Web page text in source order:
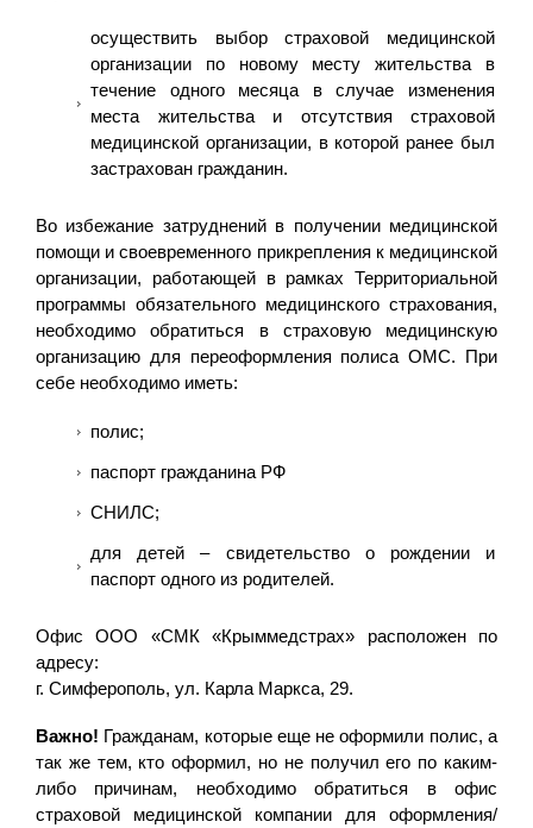
осуществить выбор страховой медицинской
организации по новому месту жительства в
течение одного месяца в случае изменения
места жительства и отсутствия страховой
медицинской организации, в которой ранее был
застрахован гражданин.
Во избежание затруднений в получении медицинской
помощи и своевременного прикрепления к медицинской
организации, работающей в рамках Территориальной
программы обязательного медицинского страхования,
необходимо обратиться в страховую медицинскую
организацию для переоформления полиса ОМС. При
себе необходимо иметь:
полис;
паспорт гражданина РФ
СНИЛС;
для детей – свидетельство о рождении и
паспорт одного из родителей.
Офис ООО «СМК «Крыммедстрах» расположен по
адресу:
г. Cимферополь, ул. Карла Маркса, 29.
Важно! Гражданам, которые еще не оформили полис, а
так же тем, кто оформил, но не получил его по каким-
либо причинам, необходимо обратиться в офис
страховой медицинской компании для оформления/